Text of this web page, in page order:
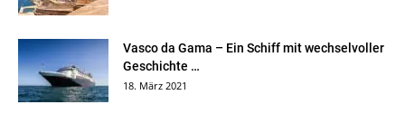
Vasco da Gama – Ein Schiff mit wechselvoller
Geschichte …
18. März 2021